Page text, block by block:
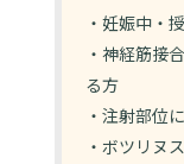
・妊娠中・
・神経筋接
る方
・注射部位
・ボツリヌ